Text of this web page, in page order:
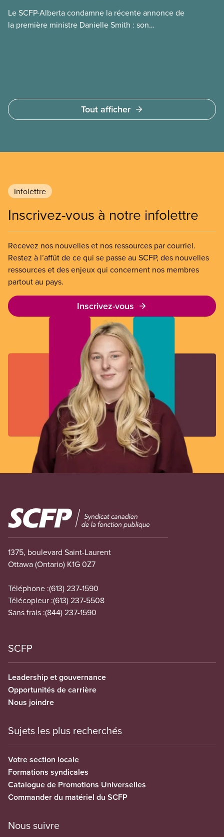
environnementales, le rôle du secteur privé dans
l’intensification de ces conséquences et les
Le SCFP-Alberta condamne la récente annonce de
la première ministre Danielle Smith : son
Tout afficher
Infolettre
Inscrivez-vous à notre infolettre
Recevez nos nouvelles et nos ressources par courriel.
Restez à l’affût de ce qui se passe au SCFP, des nouvelles
ressources et des enjeux qui concernent nos membres
partout au pays.
Inscrivez-vous
Image
1375, boulevard Saint-Laurent
Ottawa (Ontario) K1G 0Z7
Téléphone :(613) 237-1590
Télécopieur :(613) 237-5508
Sans frais :(844) 237-1590
SCFP
Leadership et gouvernance
Opportunités de carrière
Nous joindre
Sujets les plus recherchés
Votre section locale
Formations syndicales
Catalogue de Promotions Universelles
Commander du matériel du SCFP
Nous suivre